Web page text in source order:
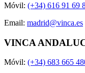
Móvil: (+34) 616 91 69
Email: madrid@vinca.es
VINCA
Móvil: (+34) 683 665